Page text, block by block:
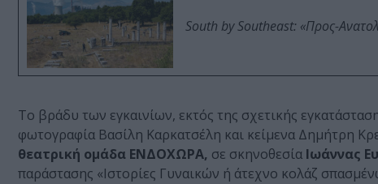
South by Southeast: «Προς-
Το βράδυ των εγκαινίων, εκτός της σχετικής
φωτογραφία Βασίλη Καρκατσέλη και κείμενα Δημήτρη
θεατρική ομάδα ΕΝΔΟΧΩΡΑ, σε σκηνοθεσία Ιωάννας
παράστασης «Ιστορίες Γυναικών ή άτεχνο κολάζ